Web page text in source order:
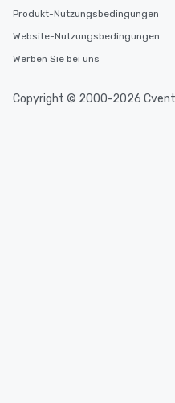
Produkt-Nutzungsbedingungen
Website-Nutzungsbedingungen
Werben Sie bei uns
Copyright © 2000-2026